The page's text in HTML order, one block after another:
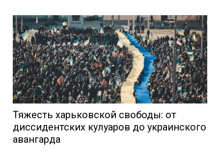
Тяжесть харьковской свободы: от
диссидентских кулуаров до украинского
авангарда